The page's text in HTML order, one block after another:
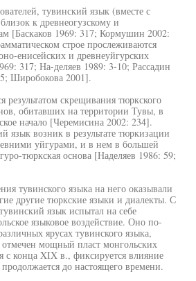
тувинский язык (вместе с
к древнеогузскому и
[Баскаков 1969: 317; Кормушин 2002:
строе прослеживаются
енисейских и древнеуйгурских
317; На-деляев 1989: 3-10; Рассадин
Широбокова 2001].
результатом скрещивания тюркского
обитавших на территории Тувы, в
начало [Черемисина 2002: 234].
язык возник в результате тюркизации
уйгурами, и в нем в большей
тюркская основа [Наделяев 1986: 59;
тувинского языка на него оказывали
другие тюркские языки и диалекты. С
язык испытал на себе
языковое воздействие. Оно по-
ярусах тувинского языка,
отмечен мощный пласт монгольских
с конца XIX в., фиксируется влияние
продолжается до настоящего времени.